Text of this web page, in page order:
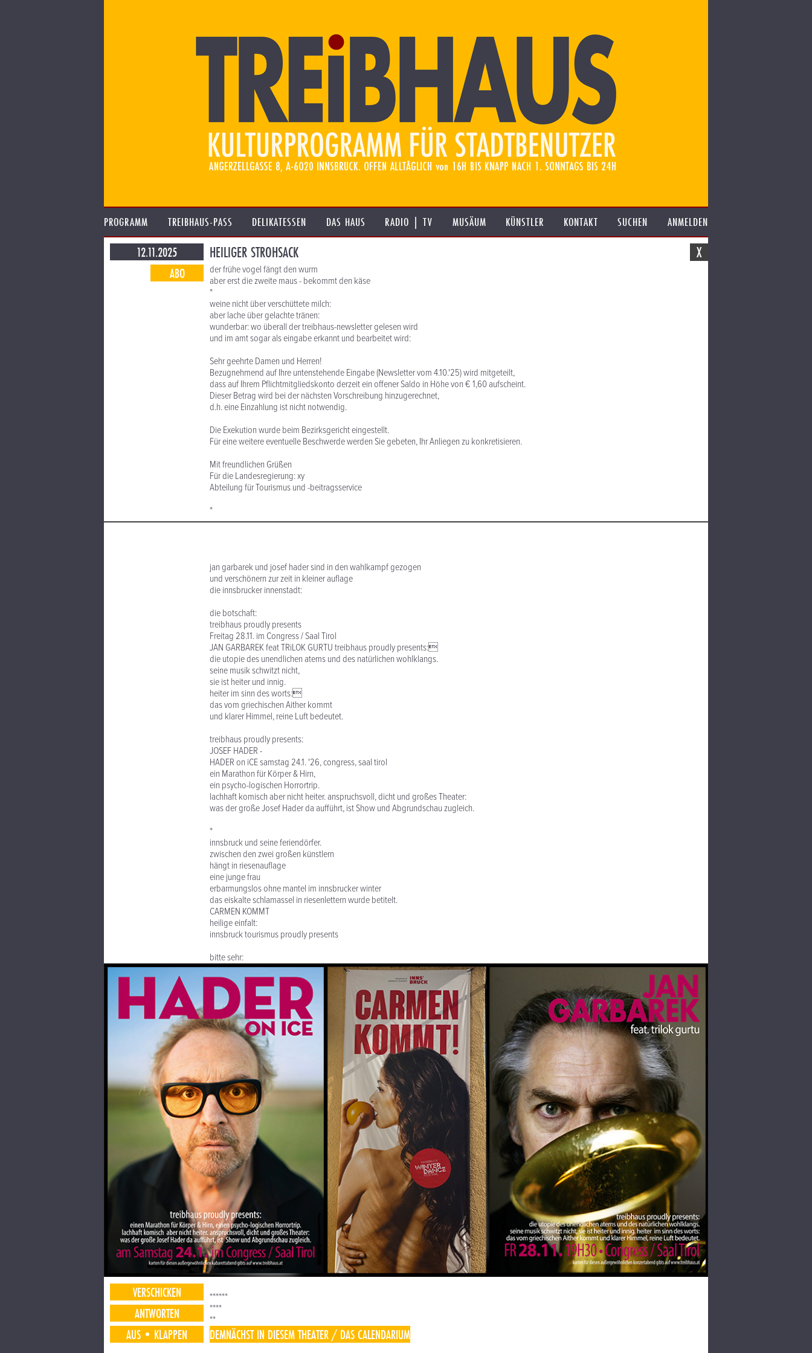
PROGRAMM TREIBHAUS-PASS DELIKATESSEN DAS HAUS RADIO | TV MUSÄUM KÜNSTLER KONTAKT SUCHEN ANMELDEN
12.11.2025
ABO
VERSCHICKEN
ANTWORTEN
AUS •KLAPPEN
HEILIGER STROHSACK
der frühe vogel fängt den wurm
aber erst die zweite maus - bekommt den käse
*
weine nicht über verschüttete milch:
aber lache über gelachte tränen:
wunderbar: wo überall der treibhaus-newsletter gelesen wird
und im amt sogar als eingabe erkannt und bearbeitet wird:
Sehr geehrte Damen und Herren!
Bezugnehmend auf Ihre untenstehende Eingabe (Newsletter vom 4.10.'25) wird mitgeteilt,
dass auf Ihrem Pflichtmitgliedskonto derzeit ein offener Saldo in Höhe von € 1,60 aufscheint.
Dieser Betrag wird bei der nächsten Vorschreibung hinzugerechnet,
d.h. eine Einzahlung ist nicht notwendig.
Die Exekution wurde beim Bezirksgericht eingestellt.
Für eine weitere eventuelle Beschwerde werden Sie gebeten, Ihr Anliegen zu konkretisieren.
Mit freundlichen Grüßen
Für die Landesregierung: xy
Abteilung für Tourismus und -beitragsservice
*
jan garbarek und josef hader sind in den wahlkampf gezogen
und verschönern zur zeit in kleiner auflage
die innsbrucker innenstadt:
die botschaft:
treibhaus proudly presents
Freitag 28.11. im Congress / Saal Tirol
JAN GARBAREK feat TRiLOK GURTU treibhaus proudly presents:
die utopie des unendlichen atems und des natürlichen wohlklangs.
seine musik schwitzt nicht,
sie ist heiter und innig.
heiter im sinn des worts:
das vom griechischen Aither kommt
und klarer Himmel, reine Luft bedeutet.
treibhaus proudly presents:
JOSEF HADER -
HADER on iCE samstag 24.1. '26, congress, saal tirol
ein Marathon für Körper & Hirn,
ein psycho-logischen Horrortrip.
lachhaft komisch aber nicht heiter. anspruchsvoll, dicht und großes Theater:
was der große Josef Hader da aufführt, ist Show und Abgrundschau zugleich.
*
innsbruck und seine feriendörfer.
zwischen den zwei großen künstlern
hängt in riesenauflage
eine junge frau
erbarmungslos ohne mantel im innsbrucker winter
das eiskalte schlamassel in riesenlettern wurde betitelt.
CARMEN KOMMT
heilige einfalt:
innsbruck tourismus proudly presents
bitte sehr:
******
****
**
DEMNÄCHST IN DIESEM THEATER / DAS CALENDARIUM
X